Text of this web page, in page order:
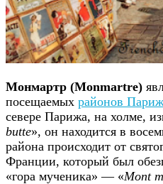
Монмартр (Monmartre)
посещаемых районов
севере Парижа, на холме,
butte», он находится в
района происходит от
Франции, который был
«гора мученика» — «Mont